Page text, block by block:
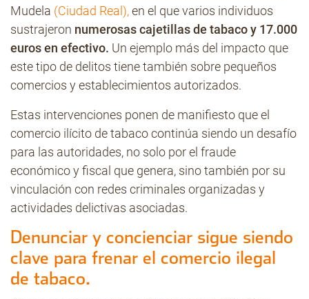
Mudela (Ciudad Real),en el que varios individuos
sustrajeron numerosas cajetillas de tabaco y 17.000
euros en efectivo. Un ejemplo más del impacto que
este tipo de delitos tiene también sobre pequeños
comercios y establecimientos autorizados.
Estas intervenciones ponen de manifiesto que el
comercio ilícito de tabaco continúa siendo un desafío
para las autoridades, no solo por el fraude
económico y fiscal que genera, sino también por su
vinculación con redes criminales organizadas y
actividades delictivas asociadas.
Denunciar y concienciar sigue siendo
clave para frenar el comercio ilegal
de tabaco.